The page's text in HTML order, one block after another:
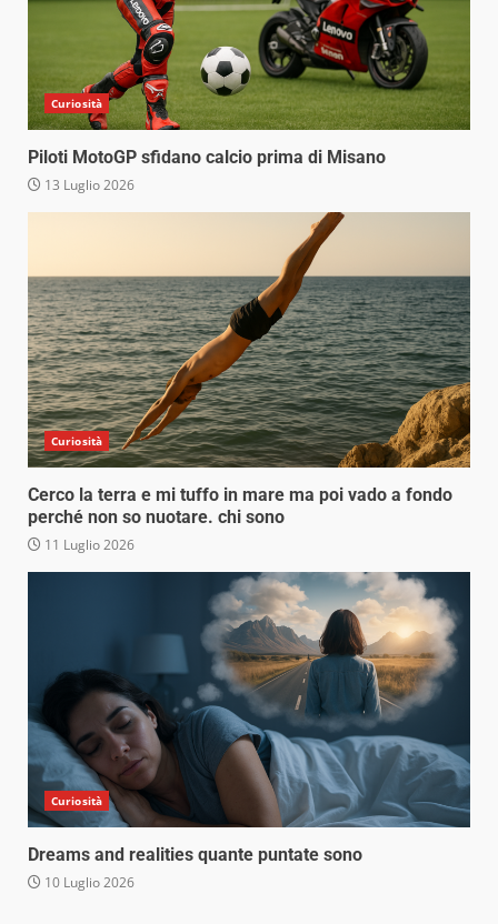
Curiosità
Piloti MotoGP sfidano calcio prima di Misano
13 Luglio 2026
Curiosità
Cerco la terra e mi tuffo in mare ma poi vado a fondo
perché non so nuotare. chi sono
11 Luglio 2026
Curiosità
Dreams and realities quante puntate sono
10 Luglio 2026